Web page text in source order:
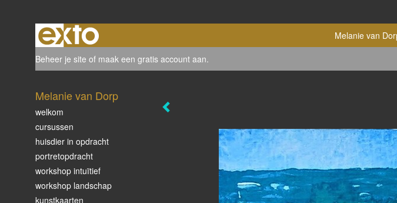
Melanie van
Beheer je site of maak een gratis account aan.
Melanie van Dorp
welkom
cursussen
huisdier in opdracht
portretopdracht
workshop intuïtief
workshop landschap
kunstkaarten